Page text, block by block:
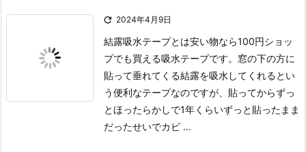
 2024年4月9日
結露吸水テープとは安い物なら100円ショッ
プでも買える吸水テープです。 窓の下の方に
貼って垂れてくる結露を吸水してくれるとい
う便利なテープなのですが、貼ってからずっ
とほったらかしで1年くらいずっと貼ったまま
だったせいでカビ ...